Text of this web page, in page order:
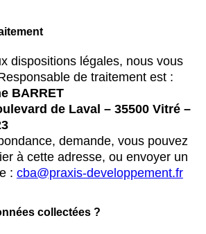
dispositions légales, nous vous
de traitement est :
BARRET
de Laval – 35500 Vitré –
demande, vous pouvez
à cette adresse, ou envoyer un
: cba@praxis-developpement.fr
collectées ?